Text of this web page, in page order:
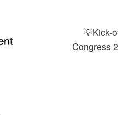
💡Kick-
Congress